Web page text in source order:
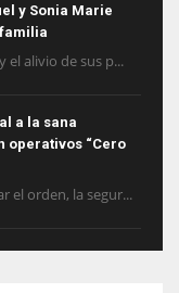
y Sonia Marie
el alivio de sus p...
a la sana
operativos “Cero
el orden, la segur...